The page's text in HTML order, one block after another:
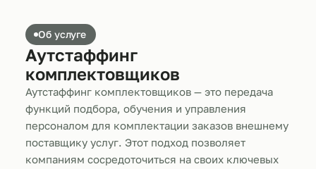
Об услуге
Аутстаффинг
комплектовщиков
Аутстаффинг комплектовщиков — это передача
функций подбора, обучения и управления
персоналом для комплектации заказов внешнему
поставщику услуг. Этот подход позволяет
компаниям сосредоточиться на своих ключевых